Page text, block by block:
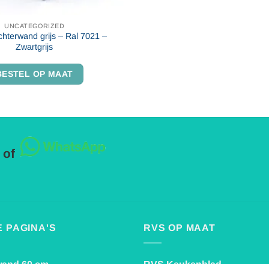
UNCATEGORIZED
grijs – Ral 7021 –
Zwartgrijs
OP MAAT
of
PAGINA'S RVS OP MAAT